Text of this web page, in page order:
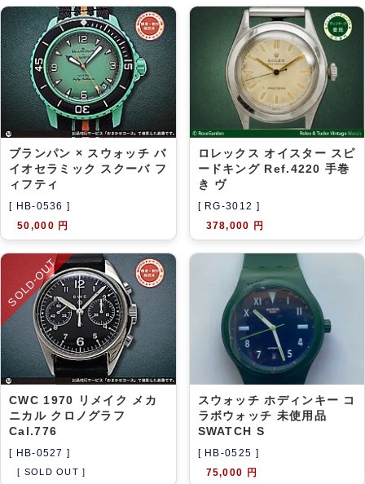
アーカイブ ブログ・特集記事
40件
60件
100件
ブランパン × スウォッチ バ
イオセラミック スクーバ フ
ィフティ
[ HB-0536 ]
50,000 円
ロレックス オイスター スピ
ードキング Ref.4220 手巻
き ヴ
[ RG-3012 ]
378,000 円
SOLD-OUT
CWC 1970 リメイク メカ
ニカル クロノグラフ
Cal.776
[ HB-0527 ]
[ SOLD OUT ]
スウォッチ ホディンキー コ
ラボウォッチ 未使用品
SWATCH S
[ HB-0525 ]
75,000 円